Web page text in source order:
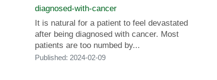
diagnosed-with-cancer
It is natural for a patient to feel devastated
after being diagnosed with cancer. Most
patients are too numbed by...
Published: 2024-02-09